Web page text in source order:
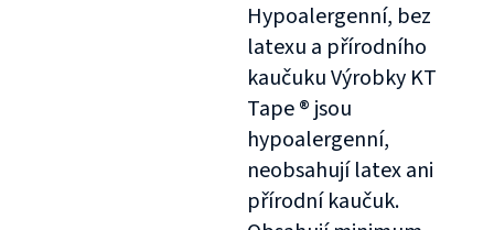
Hypoalergenní, bez
latexu a přírodního
kaučuku Výrobky KT
Tape ® jsou
hypoalergenní,
neobsahují latex ani
přírodní kaučuk.